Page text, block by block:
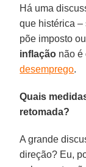
Há uma
que histérica –
põe imposto
inflação não é
desemprego.
Quais
retomada?
A grande
direção? Eu,